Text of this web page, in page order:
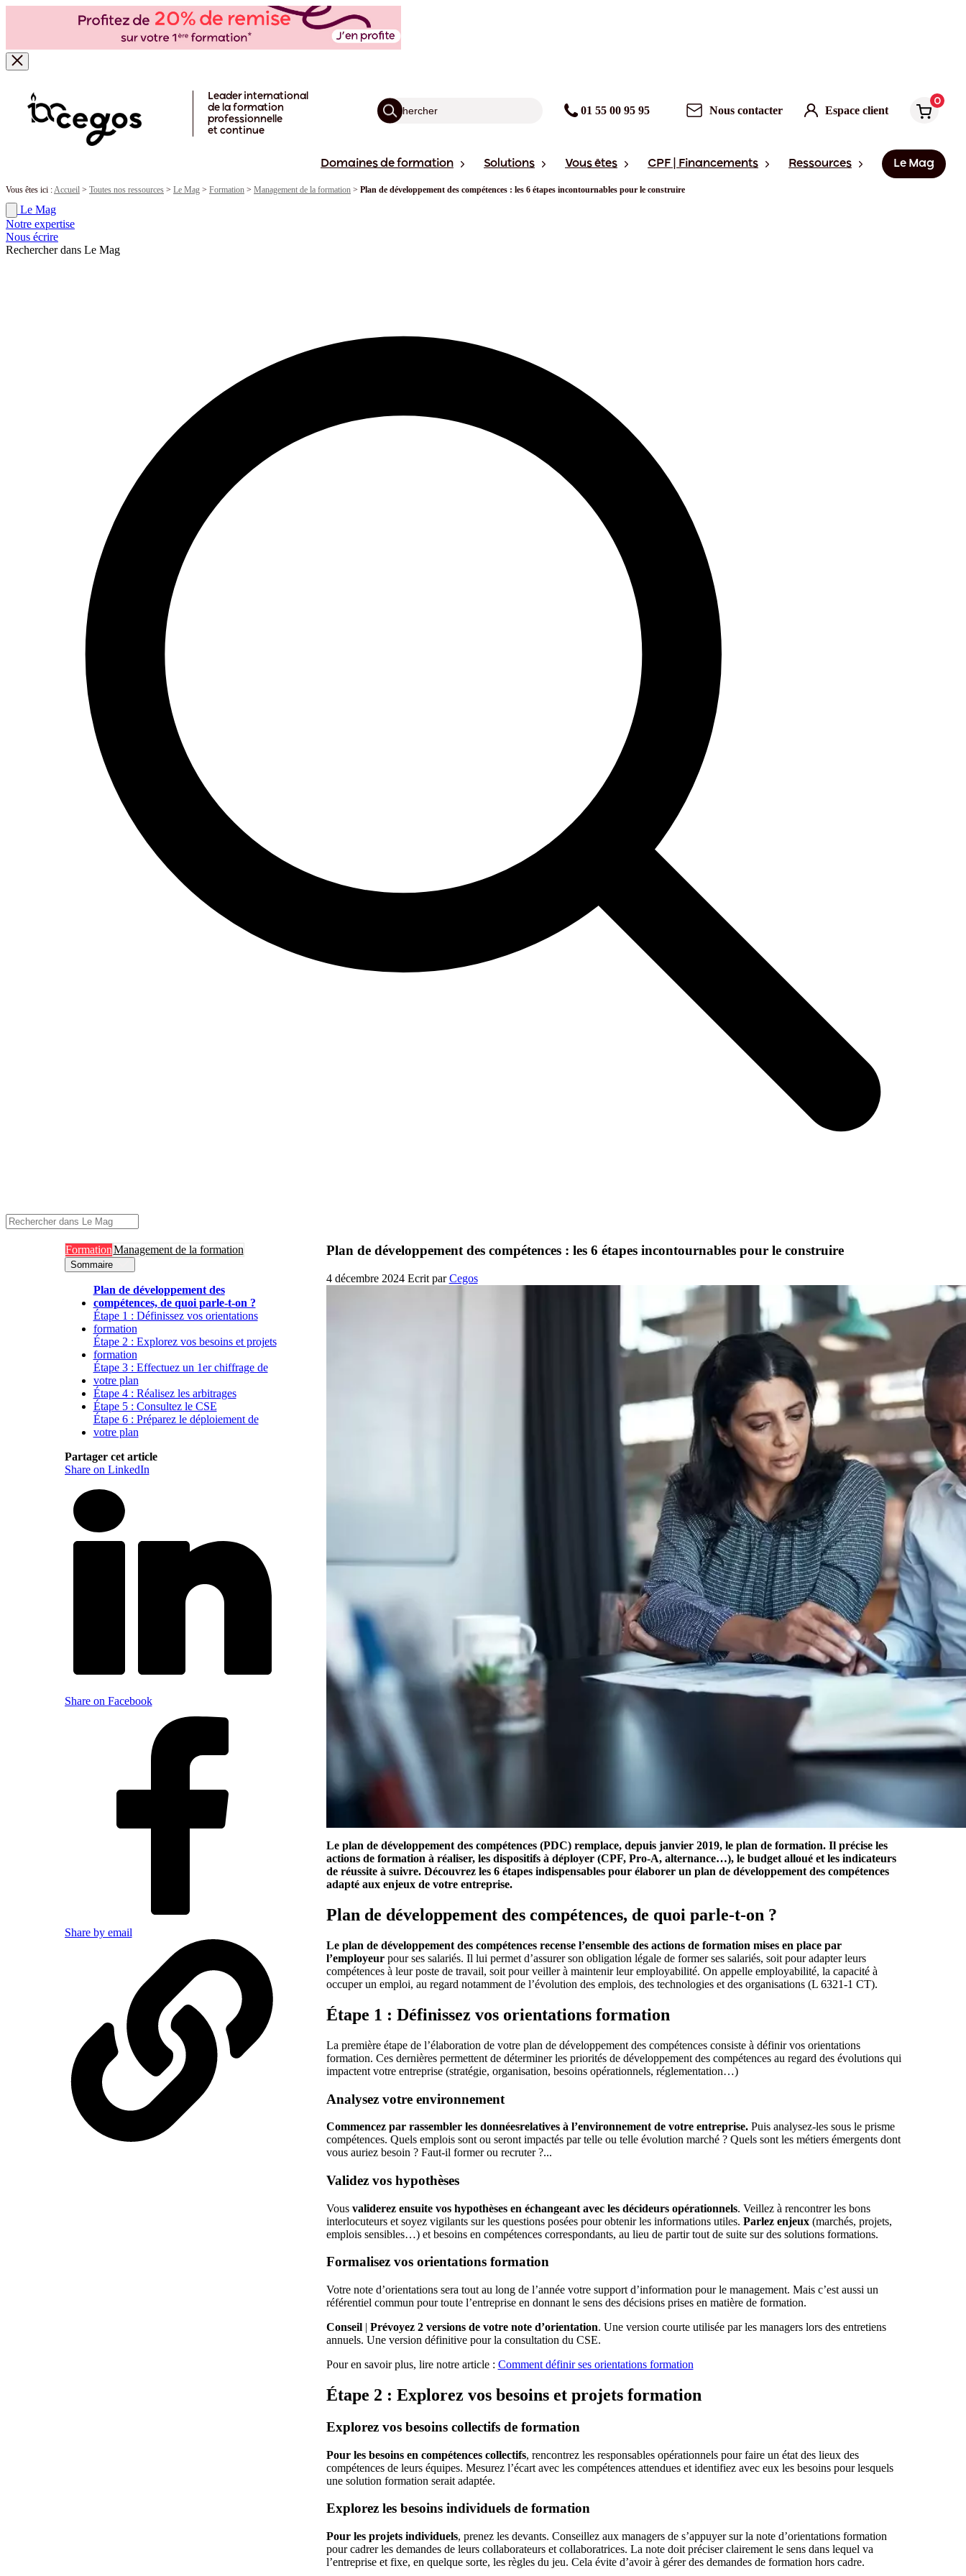
Leader international
de la formation
professionnelle
et continue
01 55 00 95 95 Nous contacter Espace client
0
Domaines de formation Solutions Vous êtes CPF | Financements Ressources Le Mag
Vous êtes ici :Accueil > Toutes nos ressources > Le Mag > Formation > Management de la formation > Plan de développement des compétences : les 6 étapes incontournables pour le construire
Le Mag
Notre expertise
Nous écrire
Rechercher dans Le Mag
FormationManagement de la formation
Sommaire
Plan de développement des
compétences, de quoi parle-t-on ?
Étape 1 : Définissez vos orientations
formation
Étape 2 : Explorez vos besoins et projets
formation
Étape 3 : Effectuez un 1er chiffrage de
votre plan
Étape 4 : Réalisez les arbitrages
Étape 5 : Consultez le CSE
Étape 6 : Préparez le déploiement de
votre plan
Partager cet article
Share on LinkedIn
Share on Facebook
Share by email
Plan de développement des compétences : les 6 étapes incontournables pour le construire
4 décembre 2024 Ecrit parCegos
Le plan de développement des compétences (PDC) remplace, depuis janvier 2019, le plan de formation.Il précise les
actions de formation à réaliser, les dispositifs à déployer (CPF, Pro-A, alternance…), le budget alloué et les indicateurs
de réussite à suivre. Découvrez les 6 étapes indispensables pour élaborer un plan de développement des compétences
adapté aux enjeux de votre entreprise.
Plan de développement des compétences, de quoi parle-t-on ?
Le plan de développement des compétences recense l’ensemble des actions de formation mises en place par
l’employeurpour ses salariés. Il lui permet d’assurer son obligation légale de former ses salariés, soit pour adapter leurs
compétences à leur poste de travail, soit pour veiller à maintenir leur employabilité. On appelle employabilité, la capacité à
occuper un emploi, au regard notamment de l’évolution des emplois, des technologies et des organisations (L 6321-1 CT).
Étape 1 : Définissez vos orientations formation
La première étape de l’élaboration de votre plan de développement des compétences consiste à définir vos orientations
formation. Ces dernières permettent de déterminer les priorités de développement des compétences au regard des évolutions qui
impactent votre entreprise (stratégie, organisation, besoins opérationnels, réglementation…)
Analysez votre environnement
Commencez par rassembler les donnéesrelatives à l’environnement de votre entreprise.Puis analysez-les sous le prisme
compétences. Quels emplois sont ou seront impactés par telle ou telle évolution marché ? Quels sont les métiers émergents dont
vous auriez besoin ? Faut-il former ou recruter ?...
Validez vos hypothèses
Vous validerez ensuite vos hypothèses en échangeant avec les décideurs opérationnels. Veillez à rencontrer les bons
interlocuteurs et soyez vigilants sur les questions posées pour obtenir les informations utiles. Parlez enjeux(marchés, projets,
emplois sensibles…) et besoins en compétences correspondants, au lieu de partir tout de suite sur des solutions formations.
Formalisez vos orientations formation
Votre note d’orientations sera tout au long de l’année votre support d’information pour le management. Mais c’est aussi un
référentiel commun pour toute l’entreprise en donnant le sens des décisions prises en matière de formation.
Conseil | Prévoyez 2 versions de votre note d’orientation. Une version courte utilisée par les managers lors des entretiens
annuels. Une version définitive pour la consultation du CSE.
Pour en savoir plus, lire notre article : Comment définir ses orientations formation
Étape 2 : Explorez vos besoins et projets formation
Explorez vos besoins collectifs de formation
Pour les besoins en compétences collectifs, rencontrez les responsables opérationnels pour faire un état des lieux des
compétences de leurs équipes. Mesurez l’écart avec les compétences attendues et identifiez avec eux les besoins pour lesquels
une solution formation serait adaptée.
Explorez les besoins individuels de formation
Pour les projets individuels, prenez les devants. Conseillez aux managers de s’appuyer sur la note d’orientations formation
pour cadrer les demandes de leurs collaborateurs et collaboratrices. La note doit préciser clairement le sens dans lequel va
l’entreprise et fixe, en quelque sorte, les règles du jeu. Cela évite d’avoir à gérer des demandes de formation hors cadre.